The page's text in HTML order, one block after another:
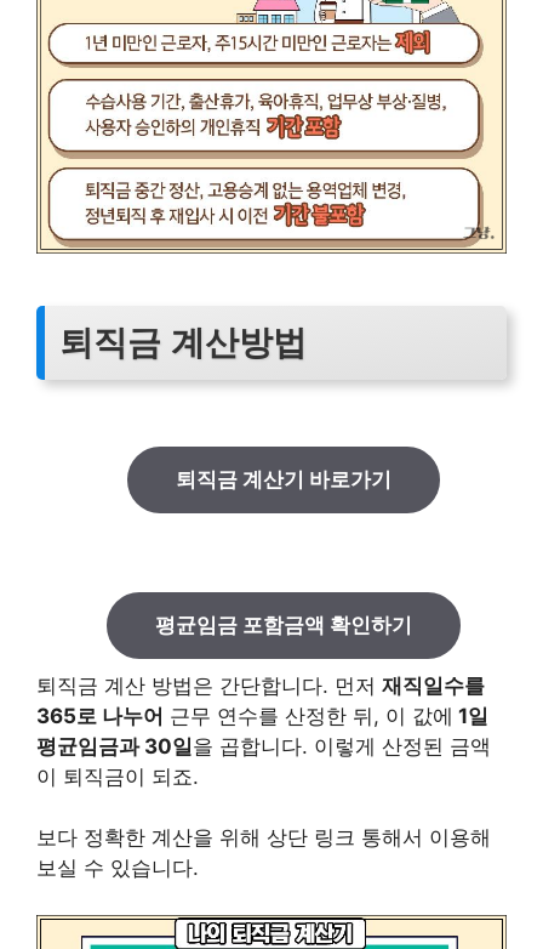
퇴직금 계산방법
퇴직금 계산기 바로가기
평균임금 포함금액 확인하기
퇴직금 계산 방법은 간단합니다. 먼저 재직일수를
365로 나누어 근무 연수를 산정한 뒤, 이 값에 1일
평균임금과 30일을 곱합니다. 이렇게 산정된 금액
이 퇴직금이 되죠.
보다 정확한 계산을 위해 상단 링크 통해서 이용해
보실 수 있습니다.